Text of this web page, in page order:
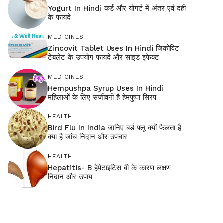
Yogurt In Hindi कर्ड और योगर्ट में अंतर एवं दही
के फायदे
MEDICINES
Zincovit Tablet Uses In Hindi जिंकोविट
टेबलेट के उपयोग फायदे और साइड इफेक्ट
MEDICINES
Hempushpa Syrup Uses In Hindi
महिलाओं के लिए संजीवनी है हेमपुष्पा सिरप
HEALTH
Bird Flu In India जानिए बर्ड फ्लू क्यों फैलता है
क्या है जांच निदान और उपचार
HEALTH
Hepatitis- B हेपेटाइटिस बी के कारण लक्षण
निदान और उपाय